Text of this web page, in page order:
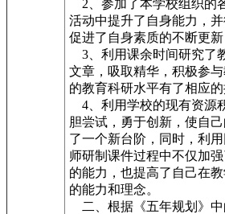
2、参加了本学校组织的
活动中提升了自身能力，并
促进了自身素质的不断更新
3、利用课余时间研究了
文章，吸取精华，积极参
的教育科研水平有了相应的
4、利用学校的现有资源
胆尝试，勇于创新，使自
了一个新台阶，同时，利
师研制课件过程中不仅加
的能力，也提高了自己在
的能力和理念。
二、根据《五年规划》中